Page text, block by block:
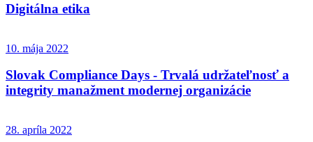
Digitálna etika
10. mája 2022
Slovak Compliance Days - Trvalá udržateľnosť a
integrity manažment modernej organizácie
28. apríla 2022